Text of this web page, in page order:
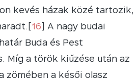
kevés házak közé tartozik,
16] A nagy budai
Buda és Pest
Míg a török kiűzése után az
zömében a késői olasz